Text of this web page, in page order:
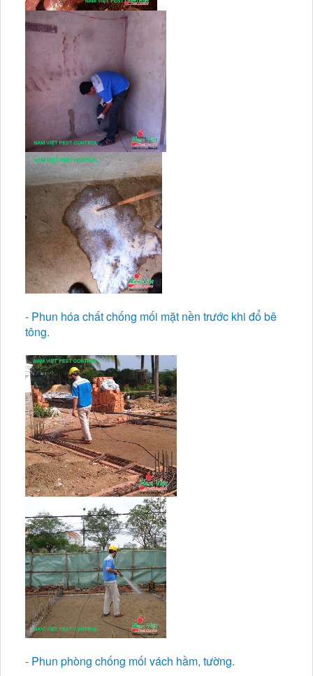
- Phun hóa chất chống mối mặt nền trước khi đổ bê
tông.
- Phun phòng chống mối vách hầm, tường.